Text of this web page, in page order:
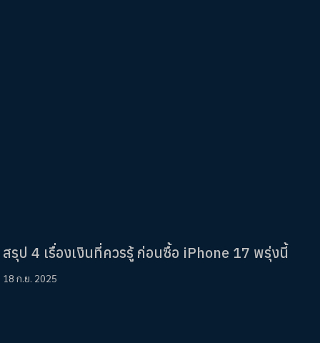
สรุป 4 เรื่องเงินที่ควรรู้ ก่อนซื้อ iPhone 17 พรุ่งนี้
18 ก.ย. 2025